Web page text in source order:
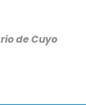
de Cuyo